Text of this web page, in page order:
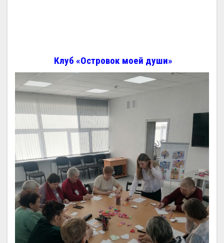
Клуб «Островок моей души»